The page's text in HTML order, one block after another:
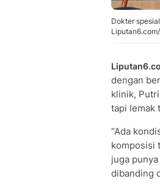
Dokter
dengan
klinik,
tapi lemak
“Ada
komposisi
juga
dibanding